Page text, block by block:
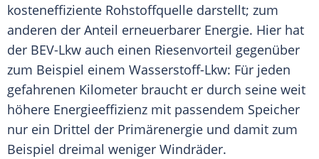
kosteneffiziente Rohstoffquelle darstellt; zum
anderen der Anteil erneuerbarer Energie. Hier hat
der BEV-Lkw auch einen Riesenvorteil gegenüber
zum Beispiel einem Wasserstoff-Lkw: Für jeden
gefahrenen Kilometer braucht er durch seine weit
höhere Energieeffizienz mit passendem Speicher
nur ein Drittel der Primärenergie und damit zum
Beispiel dreimal weniger Windräder.